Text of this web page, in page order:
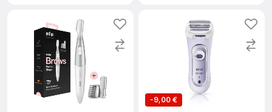
-9,00 €